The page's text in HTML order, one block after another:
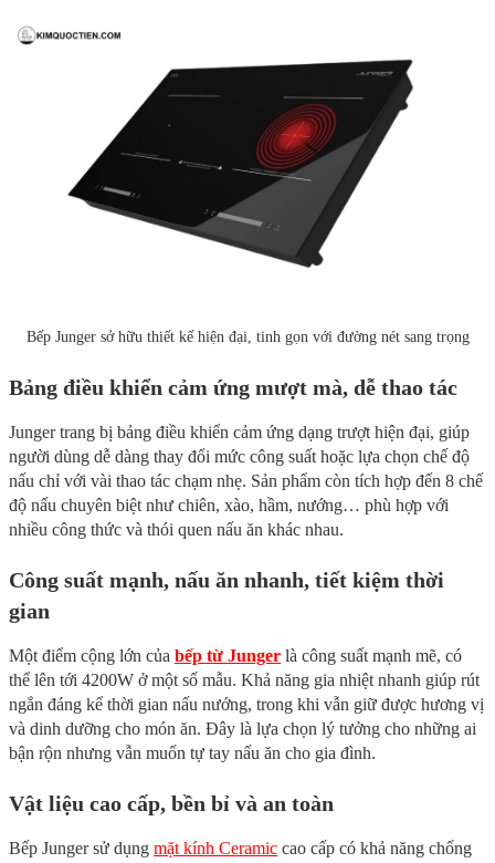
Bếp Junger sở hữu thiết kế hiện đại, tinh gọn với đường nét sang trọng
Bảng điều khiển cảm ứng mượt mà, dễ thao tác
Junger trang bị bảng điều khiển cảm ứng dạng trượt hiện đại, giúp
người dùng dễ dàng thay đổi mức công suất hoặc lựa chọn chế độ
nấu chỉ với vài thao tác chạm nhẹ. Sản phẩm còn tích hợp đến 8 chế
độ nấu chuyên biệt như chiên, xào, hầm, nướng… phù hợp với
nhiều công thức và thói quen nấu ăn khác nhau.
Công suất mạnh, nấu ăn nhanh, tiết kiệm thời
gian
Một điểm cộng lớn của bếp từ Junger là công suất mạnh mẽ, có
thể lên tới 4200W ở một số mẫu. Khả năng gia nhiệt nhanh giúp rút
ngắn đáng kể thời gian nấu nướng, trong khi vẫn giữ được hương vị
và dinh dưỡng cho món ăn. Đây là lựa chọn lý tưởng cho những ai
bận rộn nhưng vẫn muốn tự tay nấu ăn cho gia đình.
Vật liệu cao cấp, bền bỉ và an toàn
Bếp Junger sử dụng mặt kính Ceramic cao cấp có khả năng chống